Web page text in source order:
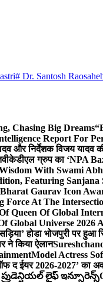
# Dr. Santosh
Chasing Big Dreams
Report For
और निर्देशक विजय यादव
वीकेडीएल ग्रुप का ‘NPA
With Swami
Featuring Sanjana
Gaurav Icon
Force At The
Queen Of Global
Global Universe
होडा भोजपुरी पर हुआ
ने किया ऐलान
Model Actress
द ईयर 2026-2027’ का
లైఫ్ ఇన్సూరెన్స్